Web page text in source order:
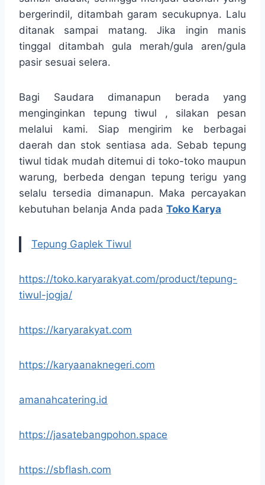
bergerindil, ditambah garam secukupnya. Lalu
ditanak sampai matang. Jika ingin manis
tinggal ditambah gula merah/gula aren/gula
pasir sesuai selera.
Bagi Saudara dimanapun berada yang
menginginkan tepung tiwul , silakan pesan
melalui kami. Siap mengirim ke berbagai
daerah dan stok sentiasa ada. Sebab tepung
tiwul tidak mudah ditemui di toko-toko maupun
warung, berbeda dengan tepung terigu yang
selalu tersedia dimanapun. Maka percayakan
kebutuhan belanja Anda pada Toko Karya
Tepung Gaplek Tiwul
https://toko.karyarakyat.com/product/tepung-
tiwul-jogja/
https://karyarakyat.com
https://karyaanaknegeri.com
amanahcatering.id
https://jasatebangpohon.space
https://sbflash.com